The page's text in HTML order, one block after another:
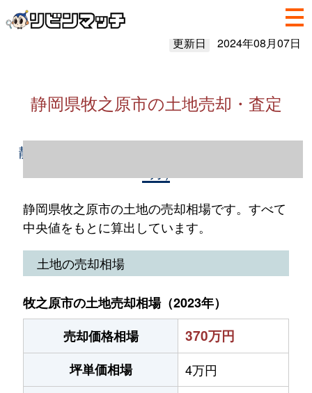
更新日 2024年08月07日
静岡県牧之原市の土地売却・査定
静岡県牧之原市の土地売却情報（2023年1～
静岡県牧之原市の土地の売却相場です。すべて
中央値をもとに算出しています。
土地の売却相場
牧之原市の土地売却相場（2023年）
売却価格相場
370万円
坪単価相場
4万円